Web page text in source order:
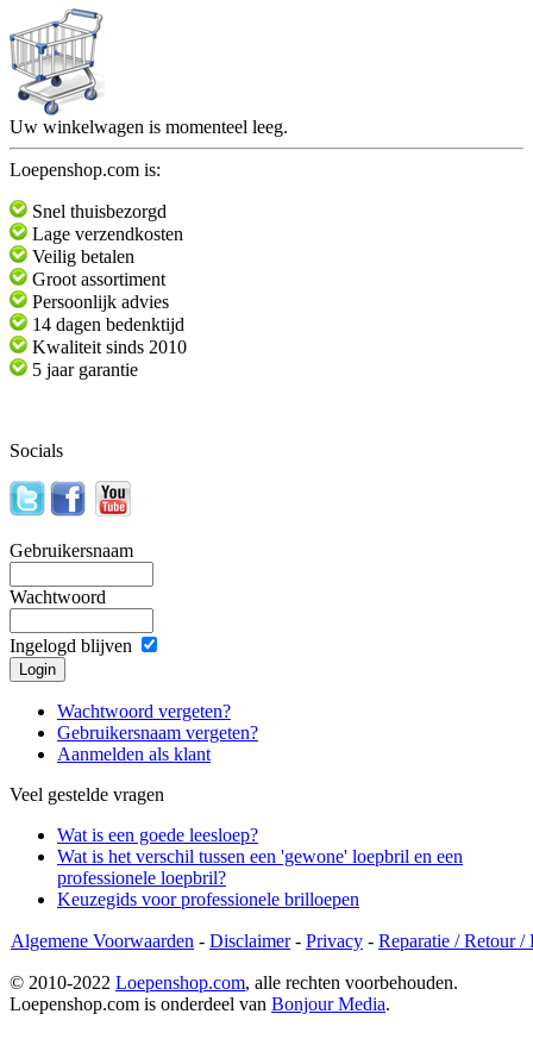
Uw winkelwagen is momenteel leeg.
Loepenshop.com is:
Snel thuisbezorgd
Lage verzendkosten
Veilig betalen
Groot assortiment
Persoonlijk advies
14 dagen bedenktijd
Kwaliteit sinds 2010
5 jaar garantie
Socials
Gebruikersnaam
Wachtwoord
Ingelogd blijven
Wachtwoord vergeten?
Gebruikersnaam vergeten?
Aanmelden als klant
Veel gestelde vragen
Wat is een goede leesloep?
Wat is het verschil tussen een 'gewone' loepbril en een
professionele loepbril?
Keuzegids voor professionele brilloepen
Algemene Voorwaarden - Disclaimer- Privacy - Reparatie / Retour /
© 2010-2022 Loepenshop.com, alle rechten voorbehouden.
Loepenshop.com is onderdeel van Bonjour Media.